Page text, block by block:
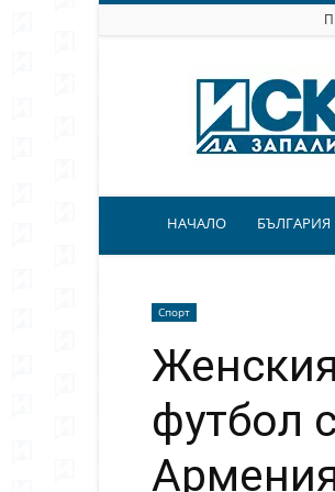
НАЧАЛО БЪЛГАРИЯ
Спорт
футбол